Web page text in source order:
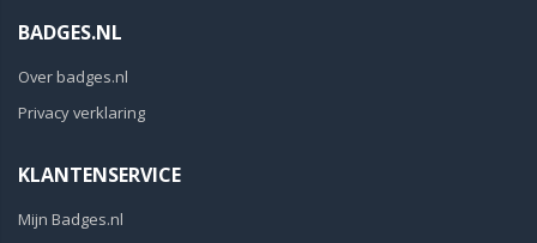
BADGES.NL
Over badges.nl
Privacy verklaring
KLANTENSERVICE
Mijn Badges.nl